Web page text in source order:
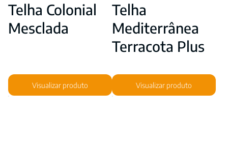
Telha Colonial
Mesclada
Visualizar produto
Telha
Mediterrânea
Terracota Plus
Visualizar produto